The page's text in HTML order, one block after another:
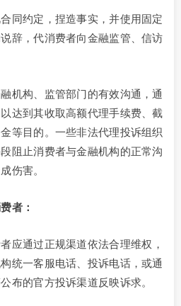
同约定，捏造事实，并使用固定
辞，代消费者向金融监管、信访
机构、监管部门的有效沟通，通
达到其收取高额代理手续费、截
等目的。一些非法代理投诉组织
阻止消费者与金融机构的正常沟
伤害。
者：
应通过正规渠道依法合理维权，
统一客服电话、投诉电话，或通
布的官方投诉渠道反映诉求。